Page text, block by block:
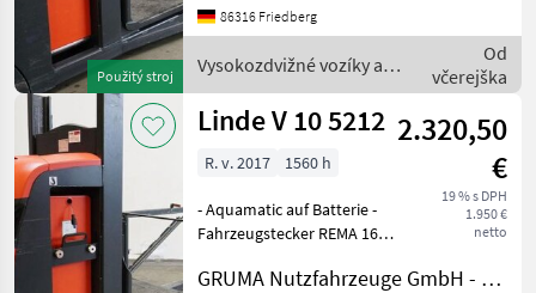
Použitý stroj
Gabelausführung 560 - 1150
mm - Zugangskontrolle:
LFM-RFID - Lastschut
86316 Friedberg
Vysokozdvižné vozíky a
skladová technika / Linde
Od
včerejška
Linde V 10 5212 2.320,50
€
19 % s DPH
1.950 €
netto
R. v. 2017 1560 h
- Aquamatic auf Batterie -
Fahrzeugstecker REMA 160A
mit Rollen -
GRUMA Nutzfahrzeuge GmbH - Staplertechnik